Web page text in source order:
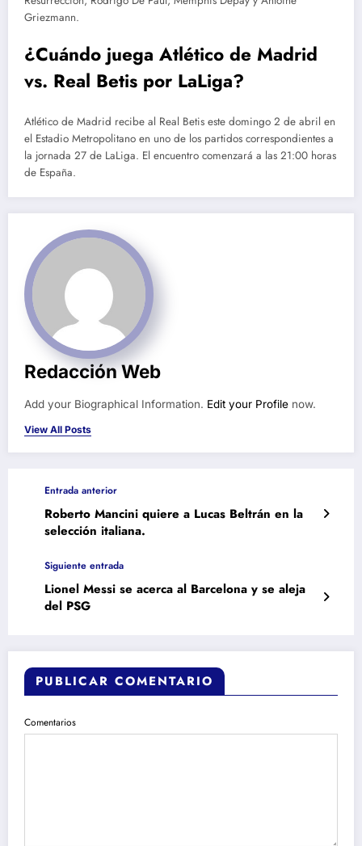
Griezmann.
¿Cuándo juega Atlético de Madrid
vs. Real Betis por LaLiga?
Atlético de Madrid recibe al Real Betis este domingo 2 de abril en
el Estadio Metropolitano en uno de los partidos correspondientes a
la jornada 27 de LaLiga. El encuentro comenzará a las 21:00 horas
de España.
Redacción Web
Add your Biographical Information. Edit your Profile now.
View All Posts
Entrada anterior
Roberto Mancini quiere a Lucas Beltrán en la
selección italiana.
Siguiente entrada
Lionel Messi se acerca al Barcelona y se aleja
del PSG
PUBLICAR COMENTARIO
Comentarios